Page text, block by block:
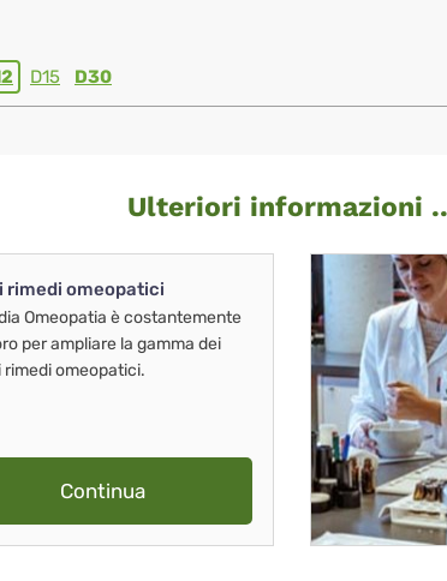
D15 D30
Ulteriori informazioni
rimedi omeopatici
Omeopatia è costantemente
per ampliare la gamma dei
rimedi omeopatici.
Continua